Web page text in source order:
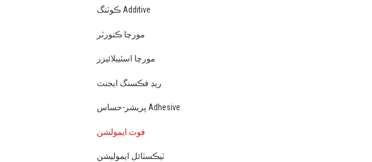
ڪوٽنگ Additive
مورچا ڪنورٽر
مورچا اسٽيبلائيزر
ريڊ فڪسنگ ايجنٽ
پريشر-حساس Adhesive
فوٽ ايمولشن
ٽيڪسٽائل ايموليشن